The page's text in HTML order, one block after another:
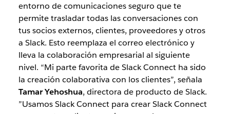
entorno de comunicaciones seguro que te
permite trasladar todas las conversaciones con
tus socios externos, clientes, proveedores y otros
a Slack. Esto reemplaza el correo electrónico y
lleva la colaboración empresarial al siguiente
nivel. “Mi parte favorita de Slack Connect ha sido
la creación colaborativa con los clientes”, señala
Tamar Yehoshua, directora de producto de Slack.
”Usamos Slack Connect para crear Slack Connect